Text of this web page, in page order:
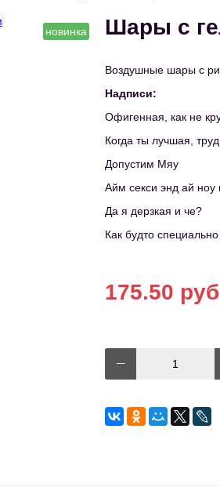
новинка Шары с
Воздушные шары с
Надписи:
Офигенная, как не
Когда ты лучшая,
Допустим Мяу
Айм секси энд ай ноу
Да я дерзкая и че?
Как будто
175.50 руб